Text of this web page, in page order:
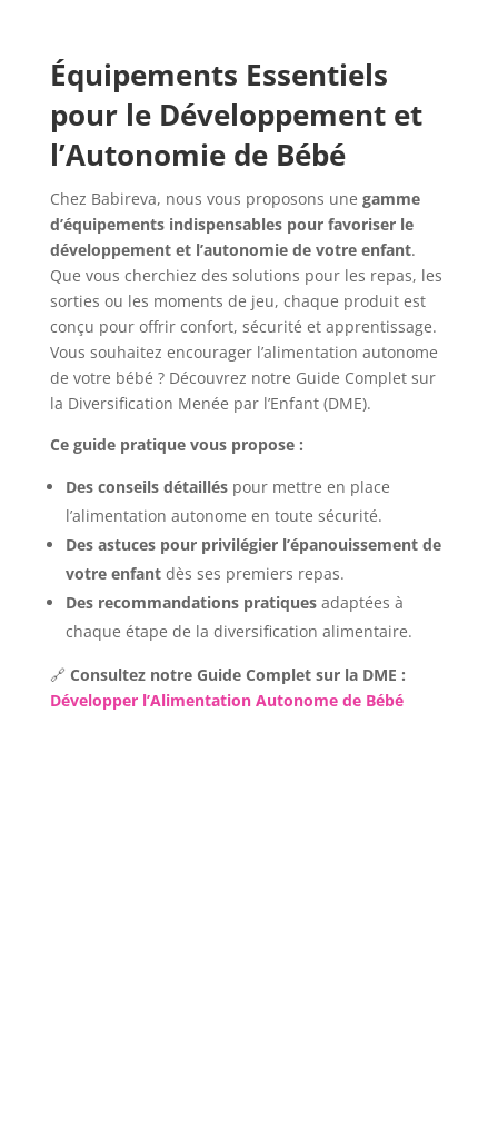
Équipements Essentiels
pour le Développement et
l’Autonomie de Bébé
Chez Babireva, nous vous proposons une gamme
d’équipements indispensables pour favoriser le
développement et l’autonomie de votre enfant.
Que vous cherchiez des solutions pour les repas, les
sorties ou les moments de jeu, chaque produit est
conçu pour offrir confort, sécurité et apprentissage.
Vous souhaitez encourager l’alimentation autonome
de votre bébé ? Découvrez notre Guide Complet sur
la Diversification Menée par l’Enfant (DME).
Ce guide pratique vous propose :
Des conseils détailléspour mettre en place
l’alimentation autonome en toute sécurité.
Des astuces pour privilégier l’épanouissement de
votre enfantdès ses premiers repas.
Des recommandations pratiquesadaptées à
chaque étape de la diversification alimentaire.
🔗 Consultez notre Guide Complet sur la DME :
Développer l’Alimentation Autonome de Bébé